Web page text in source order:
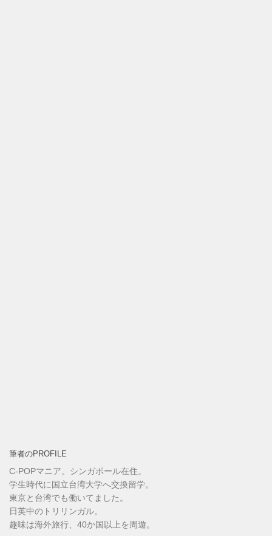
筆者のPROFILE
C-POPマニア。シンガポール在住。
学生時代に国立台湾大学へ交換留学。
東京と台湾でも働いてました。
日英中のトリリンガル。
趣味は海外旅行、40か国以上を周遊。